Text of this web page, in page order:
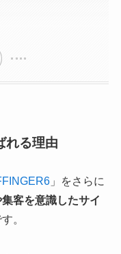
れる理由
」をさらに
客を意識したサイ
。